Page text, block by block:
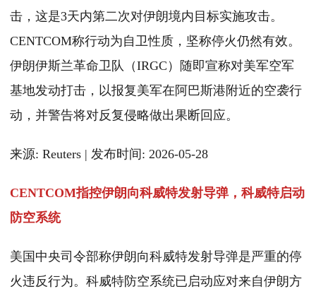
击，这是3天内第二次对伊朗境内目标实施攻击。
CENTCOM称行动为自卫性质，坚称停火仍然有效。
伊朗伊斯兰革命卫队（IRGC）随即宣称对美军空军
基地发动打击，以报复美军在阿巴斯港附近的空袭行
动，并警告将对反复侵略做出果断回应。
来源: Reuters | 发布时间: 2026-05-28
CENTCOM指控伊朗向科威特发射导弹，科威特启动
防空系统
美国中央司令部称伊朗向科威特发射导弹是严重的停
火违反行为。科威特防空系统已启动应对来自伊朗方